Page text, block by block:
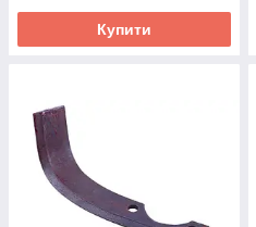
Купити